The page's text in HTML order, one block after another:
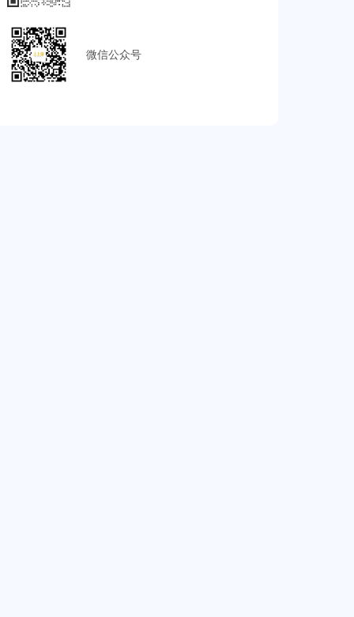
微信公众号